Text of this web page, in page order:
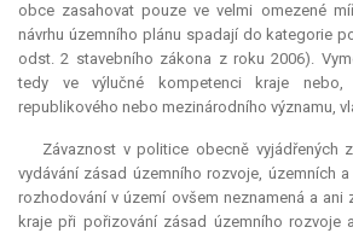
obce zasahovat pouze ve velmi omezené
návrhu územního plánu spadají do kategorie
odst. 2 stavebního zákona z roku 2006).
tedy ve výlučné kompetenci kraje
republikového nebo mezinárodního významu,
Závaznost v politice obecně vyjádřených
vydávání zásad územního rozvoje, územních
rozhodování v území ovšem neznamená a ani
kraje při pořizování zásad územního rozvoje